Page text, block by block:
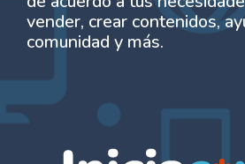
vender, crear contenidos,
comunidad y más.